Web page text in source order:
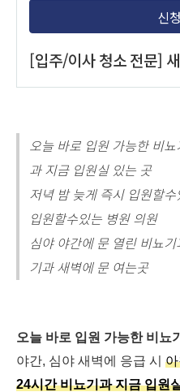
오늘 바로 입원 가능한 비
과 지금 입원실 있는 곳
저녁 밤 늦게 즉시 입원할
입원할수있는 병원 의원
심야 야간에 문 열린 비뇨
기과 새벽에 문 여는곳
오늘 바로 입원 가능한 비뇨
야간, 심야 새벽에 응급 시
24시간 비뇨기과 지금 입원